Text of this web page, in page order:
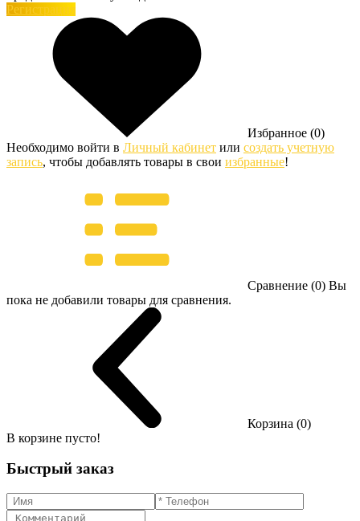
Регистрация
Избранное (0)
Необходимо войти в Личный кабинет или создать учетную
запись, чтобы добавлять товары в свои избранные!
Сравнение (0) Вы
пока не добавили товары для сравнения.
Корзина (0)
В корзине пусто!
Быстрый заказ